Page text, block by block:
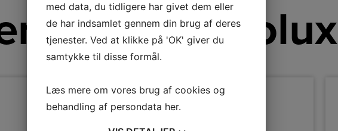
fra Electrolux
med data, du tidligere har givet dem eller
de har indsamlet gennem din brug af deres
tjenester. Ved at klikke på 'OK' giver du
samtykke til disse formål.
Læs mere om vores brug af cookies og
behandling af persondata her.